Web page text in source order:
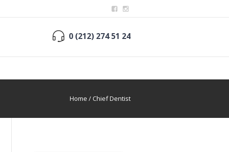
0 (212) 274 51 24
Home /Chief Dentist